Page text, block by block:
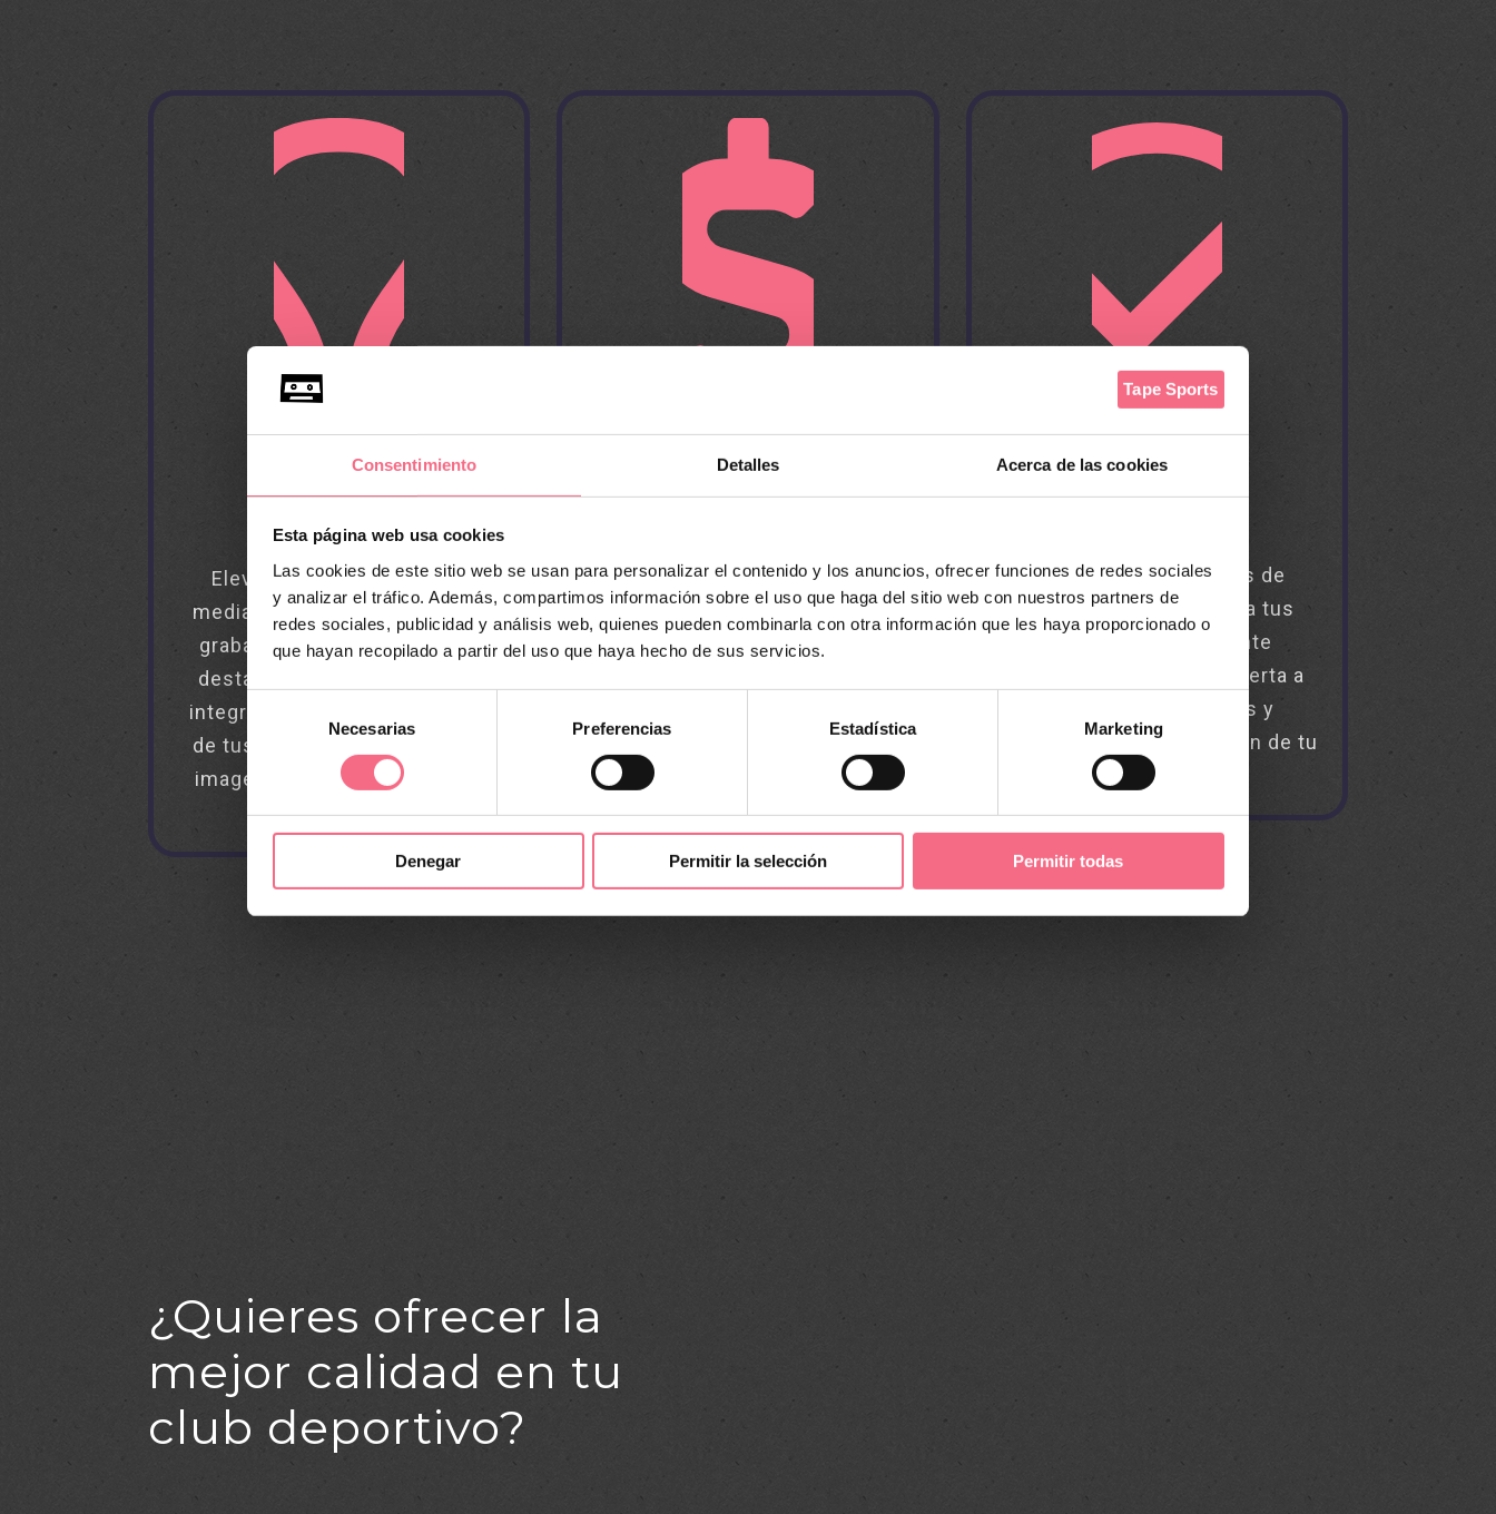
Consentimiento Detalles Acerca de las cookies
Esta página web usa cookies
Las cookies de este sitio web se usan para personalizar el contenido y los anuncios, ofrecer funciones de redes sociales
y analizar el tráfico. Además, compartimos información sobre el uso que haga del sitio web con nuestros partners de
redes sociales, publicidad y análisis web, quienes pueden combinarla con otra información que les haya proporcionado o
que hayan recopilado a partir del uso que haya hecho de sus servicios.
consentimiento
Necesarias Preferencias Estadística Marketing
Denegar Permitir la selección Permitir todas
INNOVACIÓN
Eleva la imagen de tu club
mediante nuestra solución de
grabación y transmisión que
destaca por su capacidad de
integrar logotipos en cada uno
de tus vídeos, ofreciendo una
imagen profesional, privada y
personalizada
CRECIMIENTO Y
Amplía la visibilidad de tu club,
brinda un valioso servicio a tus
clientes y atrae tanto a
se genera una comunidad en
línea que no solo crecerá, sino
fortalecerá por sí sola
INGRESOS
Diversifica tus fuentes de
ingresos y añade valor a tus
instalaciones mediante
servicios, abriendo la puerta a
nuevas oportunidades y
consolidando la reputación de tu
centro
¿Quieres ofrecer la
mejor calidad en tu
club deportivo?